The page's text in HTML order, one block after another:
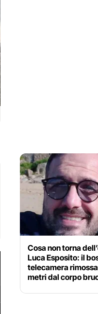
Cosa non torna
Luca Esposito: il
telecamera rimossa
metri dal corpo